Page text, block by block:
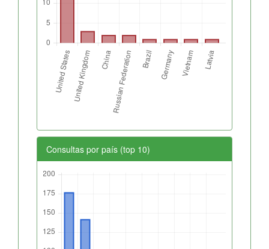
Consultas por país (top 10)